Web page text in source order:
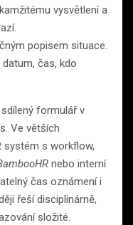
vysvětlení a
popisem situace.
datum, čas, kdo
formulář v
Ve větších
systém s workflow,
nebo interní
čas oznámení i
řeší disciplinárně,
složité.